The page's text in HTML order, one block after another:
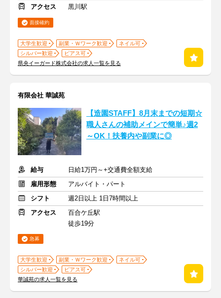
アクセス
黒川駅
面接確約
大学生歓迎 副業・Ｗワーク歓迎
ネイル可
シルバー歓迎
ピアス可
県央イーガード株式会社の求人一覧を見る
有限会社 華誠苑
【造園STAFF】8月末までの短期☆
職人さんの補助メインで簡単♪週2
～OK！扶養内や副業に◎
給与
日給1万円～+交通費全額支給
雇用形態
アルバイト・パート
シフト
週2日以上 1日7時間以上
アクセス
百合ケ丘駅
徒歩19分
急募
大学生歓迎 副業・Ｗワーク歓迎
ネイル可
シルバー歓迎
ピアス可
華誠苑の求人一覧を見る